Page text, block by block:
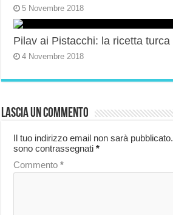
5 Novembre 2018
Pilav ai Pistacchi: la ricetta turca
4 Novembre 2018
Lascia un commento
Il tuo indirizzo email non sarà pubblicato.
sono contrassegnati*
Commento*